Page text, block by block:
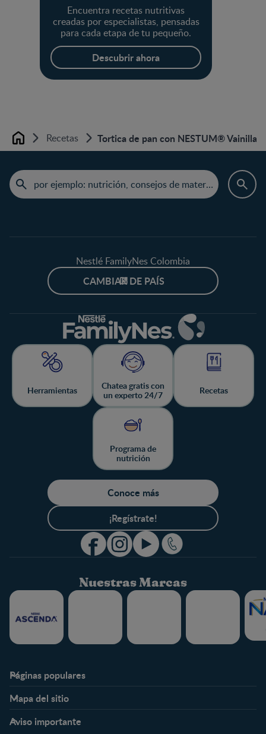
Encuentra recetas nutritivas
creadas por especialistas, pensadas
para cada etapa de tu pequeño.
Descubrir ahora
Home Recetas Tortica de pan con NESTUM® Vainilla
Nestlé FamilyNes Colombia
CAMBIAR DE PAÍS
Herramientas
Chatea gratis con
un experto 24/7
Recetas
Programa de
nutrición
Conoce más
¡Regístrate!
Nuestras Marcas
Páginas populares
Expertos en Nutrición
Preguntas Frecuentes
Mapa del sitio
Preconcepción
Aviso importante